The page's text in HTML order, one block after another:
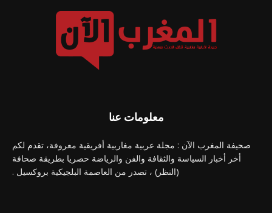
معلومات عنا
صحيفة المغرب الآن : مجلة عربية مغاربية أفريقية معروفة، تقدم لكم
أخر أخبار السياسة والثقافة والفن والرياضة حصريا بطريقة صحافة
(النظر) ، تصدر من العاصمة البلجيكية بروكسيل .